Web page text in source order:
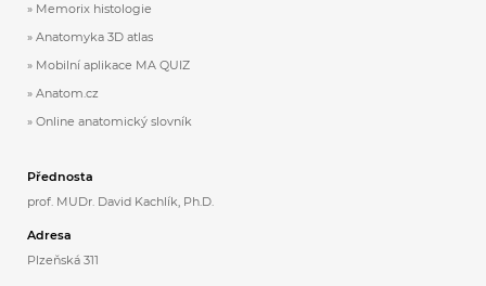
Memorix histologie
Anatomyka 3D atlas
Mobilní aplikace MA QUIZ
Anatom.cz
Online anatomický slovník
Přednosta
prof. MUDr. David Kachlík, Ph.D.
Adresa
Plzeňská 311